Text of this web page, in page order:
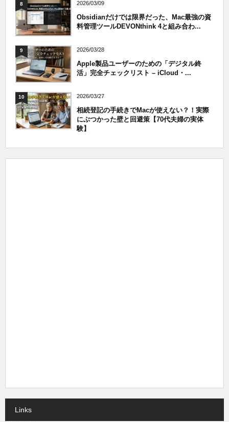
8 2026/03/09
Obsidianだけでは限界だった、Mac最強の資
料管理ツールDEVONthink 4と組み合わ...
9 2026/03/28
Apple製品ユーザーのための「デジタル終
活」完全チェックリスト – iCloud・...
10 2026/03/27
相続登記の手続きでMacが使えない？！実際
にぶつかった壁と回避策【70代夫婦の実体
験】
Links